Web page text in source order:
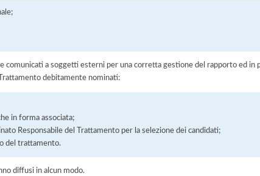
comunicati a soggetti esterni per una corretta gestione del rapporto ed in
debitamente nominati:
in forma associata;
Responsabile del Trattamento per la selezione dei candidati;
del trattamento.
diffusi in alcun modo.